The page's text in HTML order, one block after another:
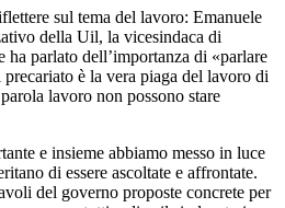
sul tema del lavoro: Emanuele
della Uil, la vicesindaca di
ha parlato dell’importanza di «parlare
è la vera piaga del lavoro di
lavoro non possono stare
e insieme abbiamo messo in luce
di essere ascoltate e affrontate.
del governo proposte concrete per